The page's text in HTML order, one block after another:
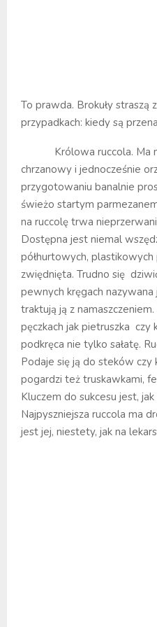
To prawda. Brokuły
przypadkach: kiedy są
Królowa ruccola. Ma
chrzanowy i jednocześnie
przygotowaniu banalnie
świeżo startym
na ruccolę trwa
Dostępna jest niemal
półhurtowych, plastikowych
zwiędnięta. Trudno się
pewnych kręgach nazywana
traktują ją z
pęczkach jak pietruszka czy
podkręca nie tylko sałatę.
Podaje się ją do steków czy
pogardzi też truskawkami,
Kluczem do sukcesu jest,
Najpyszniejsza ruccola ma
jest jej, niestety, jak na